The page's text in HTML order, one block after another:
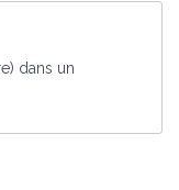
dans un